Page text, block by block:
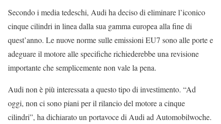
Secondo i media tedeschi, Audi ha deciso di eliminare l’iconico
cinque cilindri in linea dalla sua gamma europea alla fine di
quest’anno. Le nuove norme sulle emissioni EU7 sono alle porte e
adeguare il motore alle specifiche richiederebbe una revisione
importante che semplicemente non vale la pena.
Audi non è più interessata a questo tipo di investimento. “Ad
oggi, non ci sono piani per il rilancio del motore a cinque
cilindri”, ha dichiarato un portavoce di Audi ad Automobilwoche.